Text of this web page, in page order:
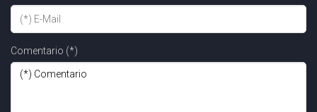
Comentario (*)